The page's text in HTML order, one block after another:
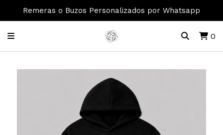
Remeras o Buzos Personalizados por Whatsapp
0